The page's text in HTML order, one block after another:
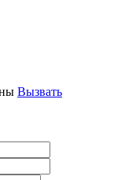
Вызвать